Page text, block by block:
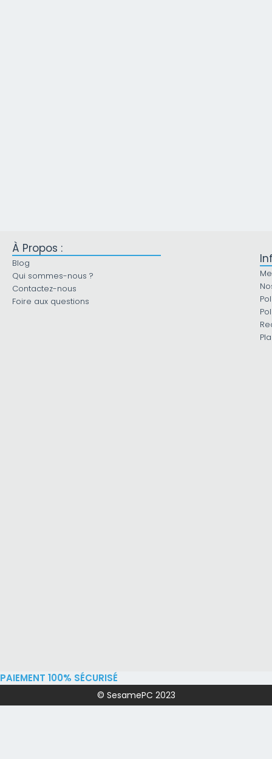
À Propos :
Blog
Qui sommes-nous ?
Contactez-nous
Foire aux questions
PAIEMENT 100% SÉCURISÉ
© SesamePC 2023